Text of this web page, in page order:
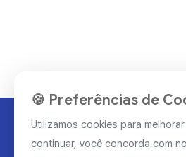
🍪 Preferências de
Utilizamos cookies para
continuar, você concorda com